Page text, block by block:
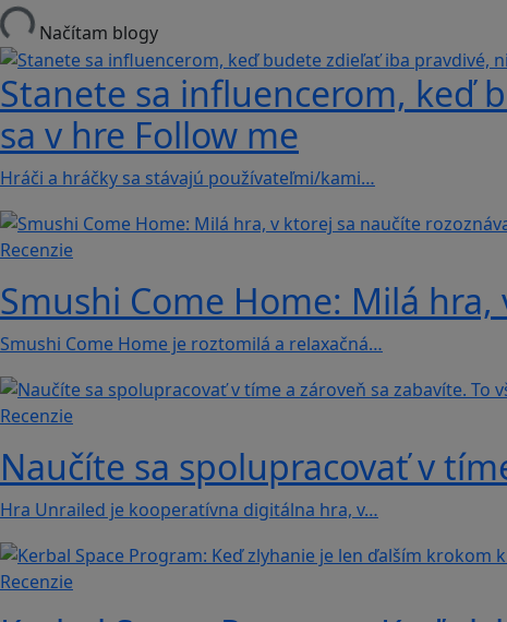
Načítam blogy
Stanete sa influencerom, keď
sa v hre Follow me
Hráči a hráčky sa stávajú používateľmi/kami…
Recenzie
Smushi Come Home: Milá
Smushi Come Home je roztomilá a relaxačná…
Recenzie
Naučíte sa spolupracovať v
Hra Unrailed je kooperatívna digitálna hra, v…
Recenzie